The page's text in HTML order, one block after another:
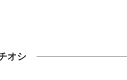
オシ